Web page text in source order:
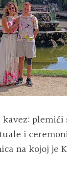
i
na kojoj